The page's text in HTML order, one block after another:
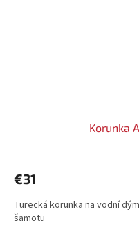
Korunka
€31
Turecká korunka na vodní
šamotu